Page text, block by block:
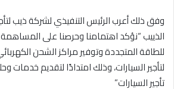
وفق ذلك أعرب الرئيس التنفيذي لشركة ذيب
الذييب “نؤكد اهتمامنا وحرصنا على المساهمة
للطاقة المتجددة وتوفير مراكز الشحن
لتأجير السيارات، وذلك امتدادًا لتقديم خدمات
تأجير السيارات”